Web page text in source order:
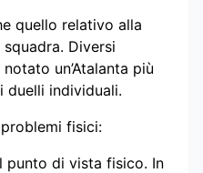
quello relativo alla
Diversi
un’Atalanta più
duelli individuali.
fisici:
punto di vista fisico. In